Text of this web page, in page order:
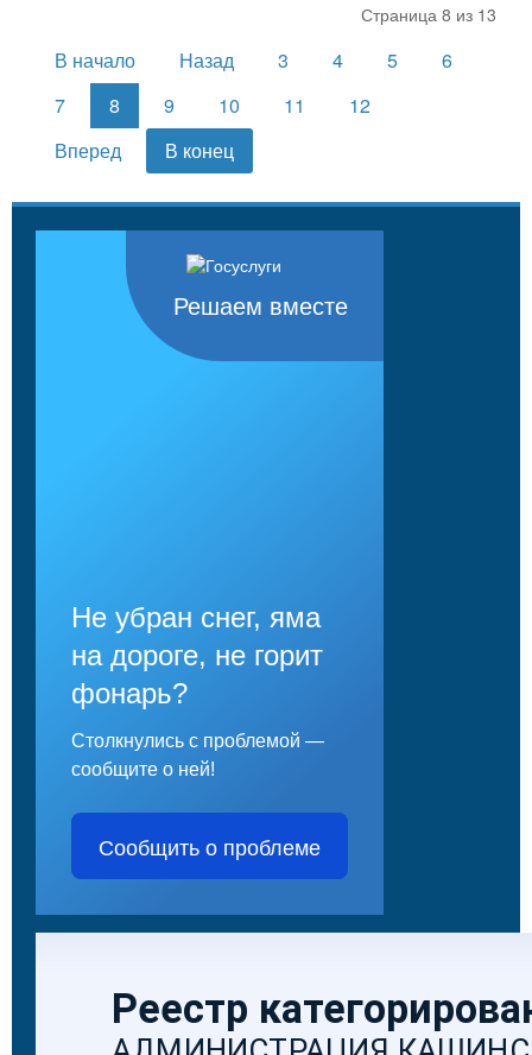
Страница 8 из 13
В начало Назад 3 4 5
6
7
8 9 10 11
12
Вперед
В конец
Решаем вместе
Не убран снег, яма
на дороге, не горит
фонарь?
Столкнулись с проблемой —
сообщите о ней!
Сообщить о проблеме